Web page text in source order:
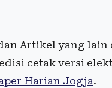
Artikel yang lain
cetak versi
Harian Jogja.